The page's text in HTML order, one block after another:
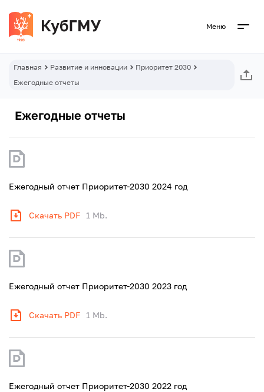
Меню
Главная Развитие и инновации
Приоритет 2030
Ежегодные отчеты
Ежегодные отчеты
Ежегодный отчет Приоритет-2030 2024 год
Скачать PDF 1 Mb.
Ежегодный отчет Приоритет-2030 2023 год
Скачать PDF 1 Mb.
Ежегодный отчет Приоритет-2030 2022 год